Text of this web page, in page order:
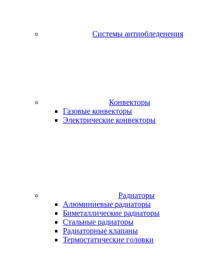
Системы антиобледенения
Конвекторы
Газовые конвекторы
Электрические конвекторы
Радиаторы
Алюминиевые радиаторы
Биметаллические радиаторы
Стальные радиаторы
Радиаторные клапаны
Термостатические головки